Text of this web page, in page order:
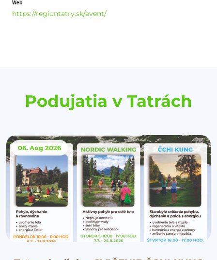
Web
https://regiontatry.sk/event/
Podujatia v Tatrách
06. Aug 2026